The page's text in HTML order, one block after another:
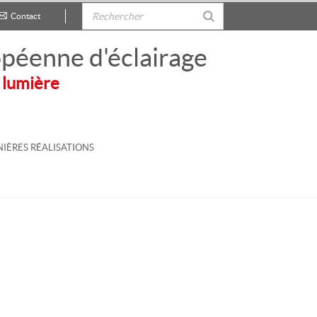
Contact
d'éclairage
RÉALISATIONS